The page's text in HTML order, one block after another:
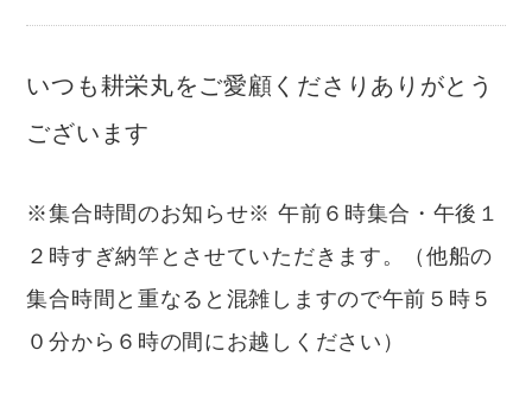
いつも耕栄丸をご愛顧くださりありがとう
ございます
※集合時間のお知らせ※ 午前６時集合・午後１
２時すぎ納竿とさせていただきます。（他船の
集合時間と重なると混雑しますので午前５時５
０分から６時の間にお越しください）